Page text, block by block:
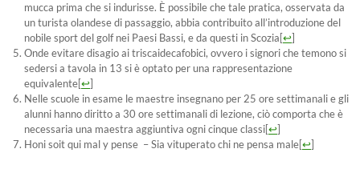
mucca prima che si indurisse. È possibile che tale pratica, osservata da
un turista olandese di passaggio, abbia contribuito all’introduzione del
nobile sport del golf nei Paesi Bassi, e da questi in Scozia[↩]
Onde evitare disagio ai triscaidecafobici, ovvero i signori che temono si
sedersi a tavola in 13 si è optato per una rappresentazione
equivalente[↩]
Nelle scuole in esame le maestre insegnano per 25 ore settimanali e gli
alunni hanno diritto a 30 ore settimanali di lezione, ciò comporta che è
necessaria una maestra aggiuntiva ogni cinque classi[↩]
Honi soit qui mal y pense – Sia vituperato chi ne pensa male[↩]